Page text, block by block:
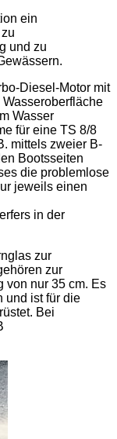
ein
und zu
Diesel-Motor mit
Wasser
für eine TS 8/8
mittels zweier B-
Bootsseiten
die problemlose
jeweils einen
in der
zur
zur
von nur 35 cm. Es
und ist für die
Bei